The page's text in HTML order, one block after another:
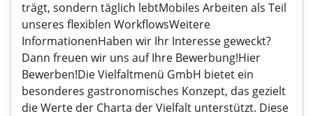
trägt, sondern täglich lebtMobiles Arbeiten als Teil
unseres flexiblen WorkflowsWeitere
InformationenHaben wir Ihr Interesse geweckt?
Dann freuen wir uns auf Ihre Bewerbung!Hier
Bewerben!Die Vielfaltmenü GmbH bietet ein
besonderes gastronomisches Konzept, das gezielt
die Werte der Charta der Vielfalt unterstützt. Diese